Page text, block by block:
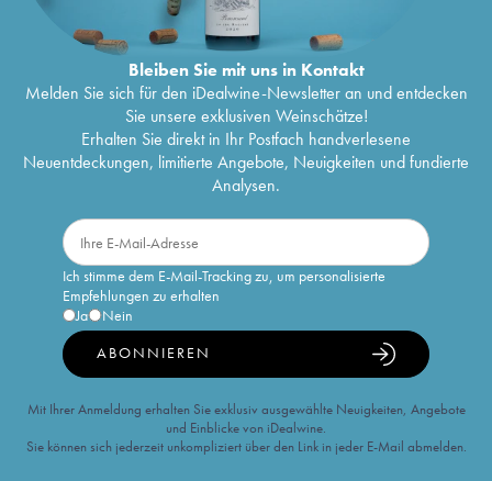
Bleiben Sie mit uns in Kontakt
Melden Sie sich für den iDealwine-Newsletter an und entdecken
Sie unsere exklusiven Weinschätze!
Erhalten Sie direkt in Ihr Postfach handverlesene
Neuentdeckungen, limitierte Angebote, Neuigkeiten und fundierte
Analysen.
Ich stimme dem E-Mail-Tracking zu, um personalisierte
Empfehlungen zu erhalten
Ja
Nein
ABONNIEREN
Mit Ihrer Anmeldung erhalten Sie exklusiv ausgewählte Neuigkeiten, Angebote
und Einblicke von iDealwine.
Sie können sich jederzeit unkompliziert über den Link in jeder E-Mail abmelden.